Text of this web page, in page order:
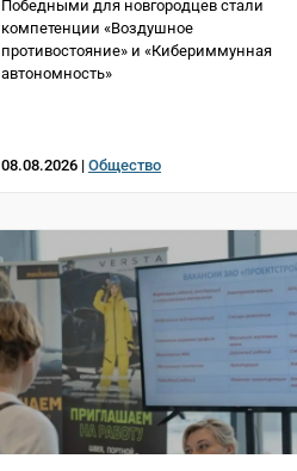
Победными для новгородцев стали
компетенции «Воздушное
противостояние» и «Кибериммунная
автономность»
08.08.2026 | Общество